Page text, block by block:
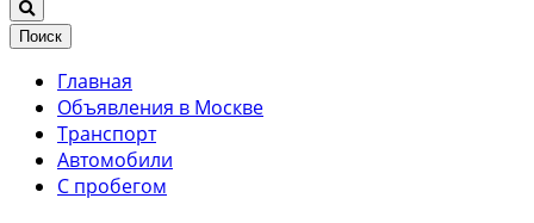
Поиск
Главная
Объявления в Москве
Транспорт
Автомобили
С пробегом